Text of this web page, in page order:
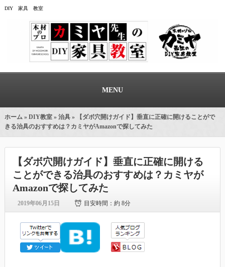
DIY 家具 教室
MENU
ホーム » DIY教室» 治具» 【ダボ穴開けガイド】垂直に正確に開けることがで
きる治具のおすすめは？カミヤがAmazonで探してみた
【ダボ穴開けガイド】垂直に正確に開ける
ことができる治具のおすすめは？カミヤが
Amazonで探してみた
2019年06月15日 目安時間：約 8分